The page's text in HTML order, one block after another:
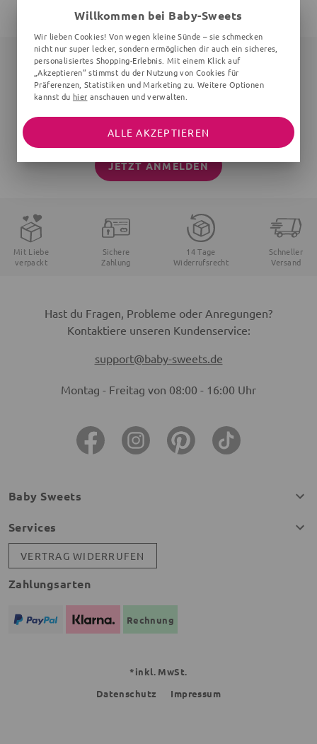
MELDE DICH ZU UNSEREM
NEWSLETTER AN
Rabatt auf deinen ersten Einkauf!
JETZT ANMELDEN
Mit Liebe
verpackt
Sichere
Zahlung
14 Tage
Widerrufsrecht
Schneller
Versand
Hast du Fragen, Probleme oder Anregungen?
Kontaktiere unseren Kundenservice:
support@baby-sweets.de
Montag - Freitag von 08:00 - 16:00 Uhr
Baby Sweets
Services
VERTRAG WIDERRUFEN
Zahlungsarten
Rechnung
*inkl. MwSt.
Datenschutz
Impressum
Willkommen bei Baby-Sweets
Wir lieben Cookies! Von wegen kleine Sünde – sie schmecken
nicht nur super lecker, sondern ermöglichen dir auch ein sicheres,
personalisiertes Shopping-Erlebnis. Mit einem Klick auf
„Akzeptieren“ stimmst du der Nutzung von Cookies für
Präferenzen, Statistiken und Marketing zu. Weitere Optionen
kannst du hier anschauen und verwalten.
ALLE AKZEPTIEREN